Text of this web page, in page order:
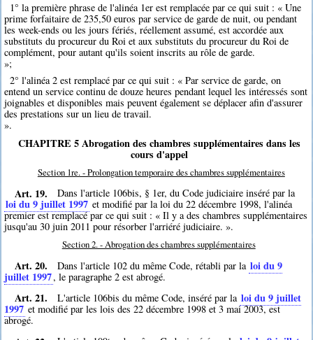
1° la première phrase de l'alinéa 1er est remplacée par ce qui suit : « Une
prime forfaitaire de 235,50 euros par service de garde de nuit, ou pendant
les week-ends ou les jours fériés, réellement assumé, est accordée aux
substituts du procureur du Roi et aux substituts du procureur du Roi de
complément, pour autant qu'ils soient inscrits au rôle de garde.
»;
2° l'alinéa 2 est remplacé par ce qui suit : « Par service de garde, on
entend un service continu de douze heures pendant lequel les intéressés sont
joignables et disponibles mais peuvent également se déplacer afin d'assurer
des prestations sur un lieu de travail.
».
CHAPITRE 5 Abrogation des chambres supplémentaires dans les
cours d'appel
Section 1re. - Prolongation temporaire des chambres supplémentaires
Art. 19. Dans l'article 106bis, § 1er, du Code judiciaire inséré par la
loi du 9 juillet 1997 et modifié par la loi du 22 décembre 1998, l'alinéa
premier est remplacé par ce qui suit : « Il y a des chambres supplémentaires
jusqu'au 30 juin 2011 pour résorber l'arriéré judiciaire. ».
Section 2. - Abrogation des chambres supplémentaires
Art. 20. Dans l'article 102 du même Code, rétabli par la loi du 9
juillet 1997, le paragraphe 2 est abrogé.
Art. 21. L'article 106bis du même Code, inséré par la loi du 9 juillet
1997 et modifié par les lois des 22 décembre 1998 et 3 mai 2003, est
abrogé.